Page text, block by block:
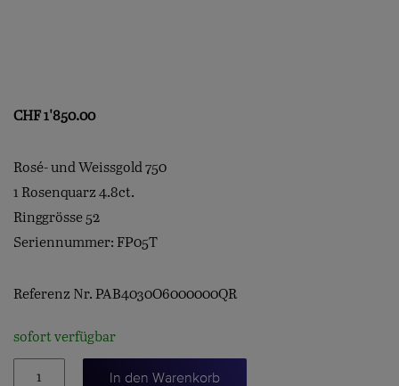
CHF1'850.00
Rosé- und Weissgold 750
1 Rosenquarz 4.8ct.
Ringgrösse 52
Seriennummer: FP05T
Referenz Nr. PAB4030O6000000QR
sofort verfügbar
In den Warenkorb